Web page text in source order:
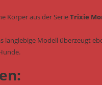
Körper aus der SerieTrixie
langlebige Modell überzeugt